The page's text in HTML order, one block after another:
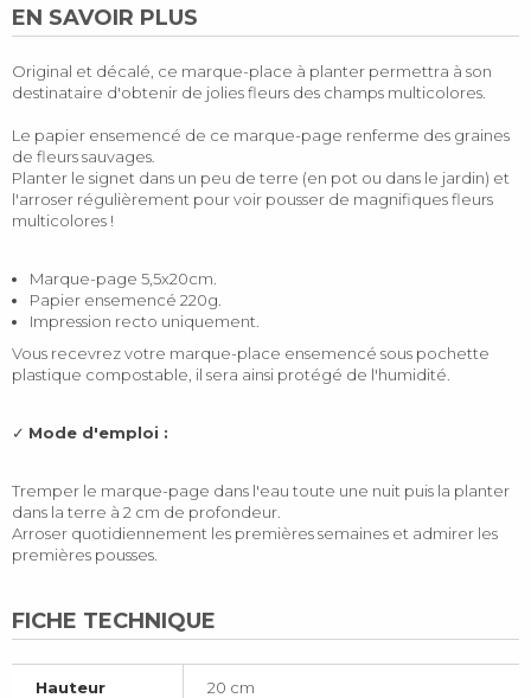
EN SAVOIR PLUS
Original et décalé, ce marque-place à planter permettra à son
destinataire d'obtenir de jolies fleurs des champs multicolores.
Le papier ensemencé de ce marque-page renferme des graines
de fleurs sauvages.
Planter le signet dans un peu de terre (en pot ou dans le jardin) et
l'arroser régulièrement pour voir pousser de magnifiques fleurs
multicolores !
Marque-page 5,5x20cm.
Papier ensemencé 220g.
Impression recto uniquement.
Vous recevrez votre marque-place ensemencé sous pochette
plastique compostable, il sera ainsi protégé de l'humidité.
✓ Mode d'emploi :
Tremper le marque-page dans l'eau toute une nuit puis la planter
dans la terre à 2 cm de profondeur.
Arroser quotidiennement les premières semaines et admirer les
premières pousses.
FICHE TECHNIQUE
Hauteur 20 cm